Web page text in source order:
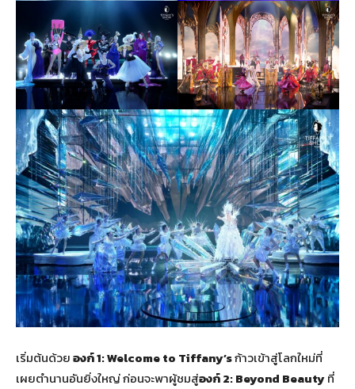
เริ่มต้นด้วยองก์ 1: Welcome to Tiffany’sก้าวเข้าสู่โลกใหม่ที่
เผยตำนานอันยิ่งใหญ่ ก่อนจะพาผู้ชมสู่องก์2: Beyond Beautyที่